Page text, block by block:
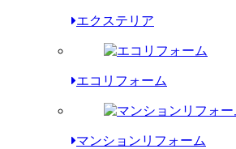
エクステリア
エコリフォーム
マンションリフォーム